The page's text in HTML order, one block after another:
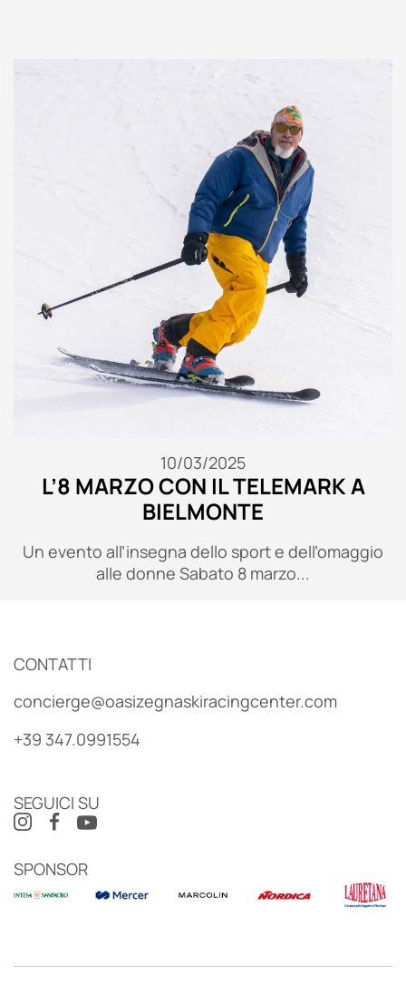
10/03/2025
L’8 MARZO CON IL TELEMARK A
BIELMONTE
Un evento all’insegna dello sport e dell’omaggio
alle donne Sabato 8 marzo...
CONTATTI
concierge@oasizegnaskiracingcenter.com
+39 347.0991554
SEGUICI SU
SPONSOR